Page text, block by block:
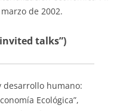
de 2002.
talks”)
desarrollo humano:
Ecológica”,